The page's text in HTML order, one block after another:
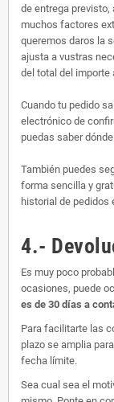
de entrega
muchos factores
queremos daros la
ajusta a vustras
del total del importe
Cuando tu pedido
electrónico de
puedas saber
También puedes
forma sencilla y
historial de pedidos
4.-
Es muy poco
ocasiones, puede
es de 30 días a
Para facilitarte las
plazo se amplia
fecha límite.
Sea cual sea el